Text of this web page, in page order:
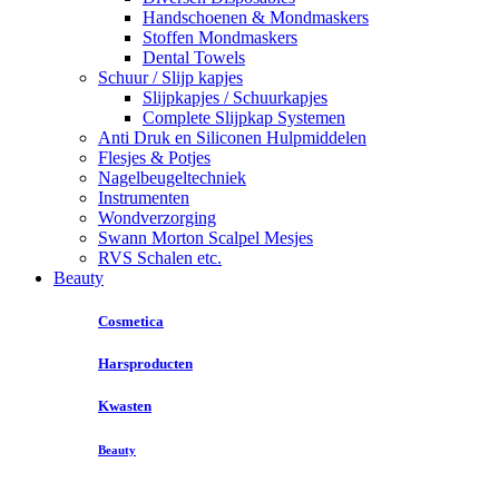
Handschoenen & Mondmaskers
Stoffen Mondmaskers
Dental Towels
Schuur / Slijp kapjes
Slijpkapjes / Schuurkapjes
Complete Slijpkap Systemen
Anti Druk en Siliconen Hulpmiddelen
Flesjes & Potjes
Nagelbeugeltechniek
Instrumenten
Wondverzorging
Swann Morton Scalpel Mesjes
RVS Schalen etc.
Beauty
Cosmetica
Harsproducten
Kwasten
Beauty